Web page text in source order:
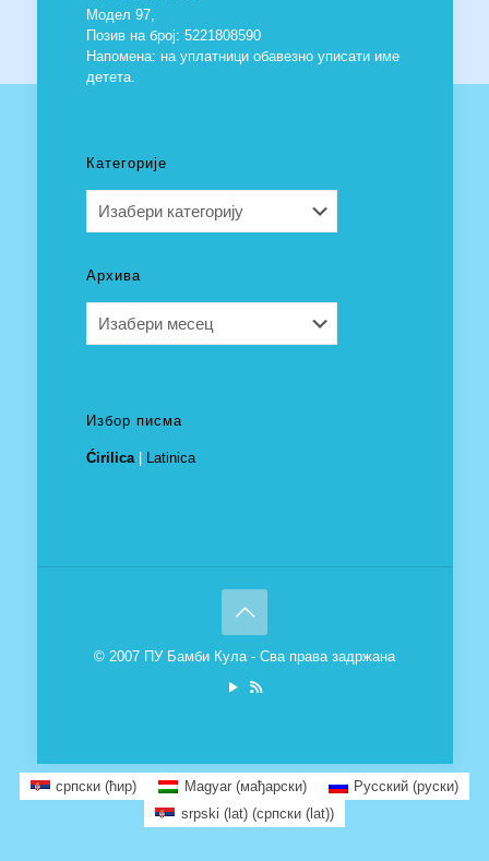
Модел 97,
Позив на број: 5221808590
Напомена: на уплатници обавезно уписати име
детета.
Категорије
Архива
Избор писма
Ćirilica| Latinica
© 2007 ПУ Бамби Кула - Сва права задржана
српски (ћир) Magyar(мађарски) Русский(руски)
srpski (lat)(српски (lat))